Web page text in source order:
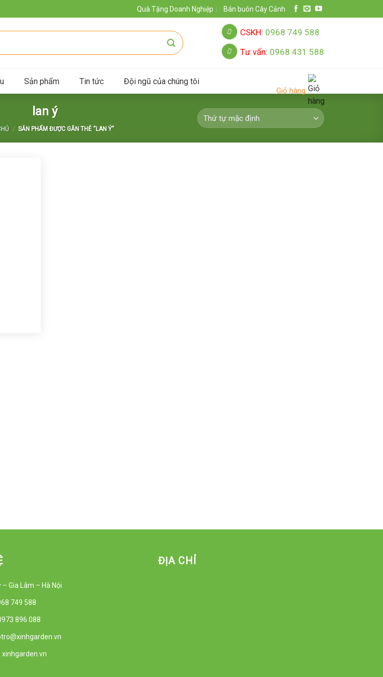
Quà Tặng Doanh Nghiệp Bán buôn Cây Cảnh
CSKH: 0968 749 588
Tư vấn: 0968 431 588
Sản phẩm Tin tức Đội ngũ của chúng tôi
Giỏ hàng
lan ý
/ SẢN PHẨM ĐƯỢC GẮN THẺ “LAN Ý”
– Gia Lâm – Hà Nội
749 588
896 088
xinhgarden.vn
ĐỊA CHỈ